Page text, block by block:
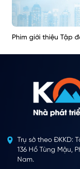
Phim giới thiệu Tập
Trụ sở theo ĐKKD:
136 Hồ Tùng Mậu,
Nam.